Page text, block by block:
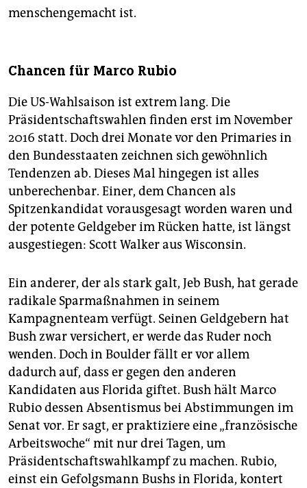
menschengemacht ist.
Chancen für Marco Rubio
Die US-Wahlsaison ist extrem lang. Die
Präsidentschaftswahlen finden erst im November
2016 statt. Doch drei Monate vor den Primaries in
den Bundesstaaten zeichnen sich gewöhnlich
Tendenzen ab. Dieses Mal hingegen ist alles
unberechenbar. Einer, dem Chancen als
Spitzenkandidat vorausgesagt worden waren und
der potente Geldgeber im Rücken hatte, ist längst
ausgestiegen: Scott Walker aus Wisconsin.
Ein anderer, der als stark galt, Jeb Bush, hat gerade
radikale Sparmaßnahmen in seinem
Kampagnenteam verfügt. Seinen Geldgebern hat
Bush zwar versichert, er werde das Ruder noch
wenden. Doch in Boulder fällt er vor allem
dadurch auf, dass er gegen den anderen
Kandidaten aus Florida giftet. Bush hält Marco
Rubio dessen Absentismus bei Abstimmungen im
Senat vor. Er sagt, er praktiziere eine „französische
Arbeitswoche“ mit nur drei Tagen, um
Präsidentschaftswahlkampf zu machen. Rubio,
einst ein Gefolgsmann Bushs in Florida, kontert